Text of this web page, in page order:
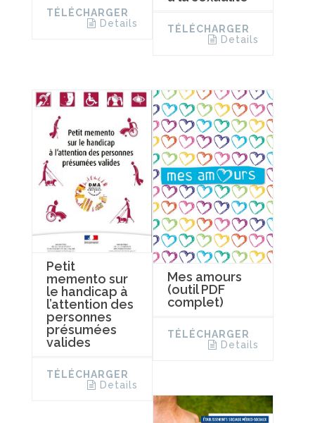
TÉLÉCHARGER
Details
TÉLÉCHARGER
Details
Petit
memento sur
le handicap à
l’attention des
personnes
présumées
valides
TÉLÉCHARGER
Details
Mes amours
(outil PDF
complet)
TÉLÉCHARGER
Details